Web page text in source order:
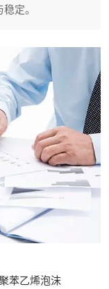
定。
苯乙烯泡沫